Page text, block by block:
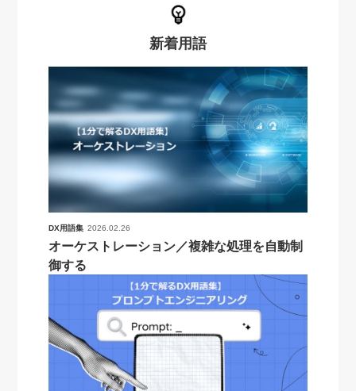
新着用語
DX用語集 2026.02.26
オーケストレーション／複雑な処理を自動制
御する